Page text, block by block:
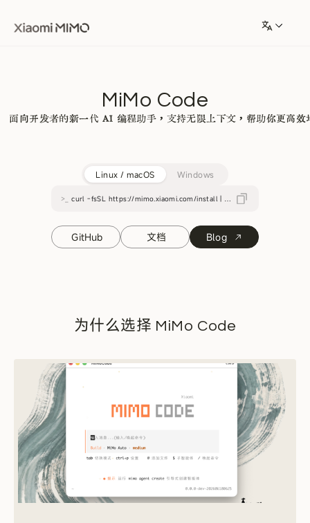
MiMo Code
面向开发者的新一代 AI 编程助手，支持无限上下文，帮助你更高效
Linux / macOS Windows
>_ curl -fsSL https://mimo.xiaomi.com/install | bash
GitHub 文档 Blog
为什么选择 MiMo Code